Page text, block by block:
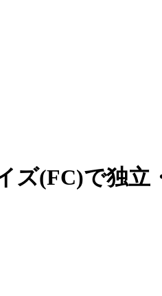
ズ(FC)で独立